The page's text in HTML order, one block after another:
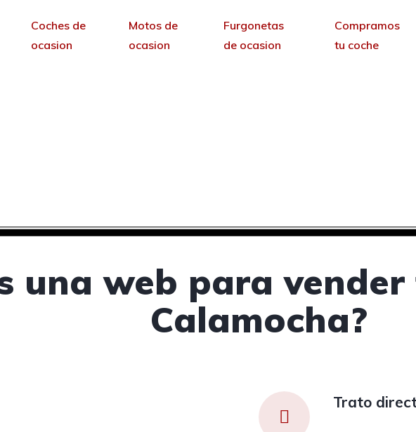
Coches de
ocasion
Motos de
ocasion
Furgonetas
de ocasion
Compramos
tu coche
una web para vender
Calamocha?
Trato